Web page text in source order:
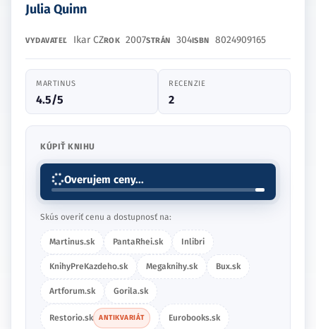
Julia Quinn
VYDAVATEĽ Ikar CZROK 2007STRÁN 304ISBN 8024909165
MARTINUS
4.5/5
RECENZIE
2
KÚPIŤ KNIHU
Overujem ceny...
Skús overiť cenu a dostupnosť na:
Martinus.sk PantaRhei.sk Inlibri
KnihyPreKazdeho.sk Megaknihy.sk Bux.sk
Artforum.sk Gorila.sk
Restorio.sk ANTIKVARIÁT Eurobooks.sk